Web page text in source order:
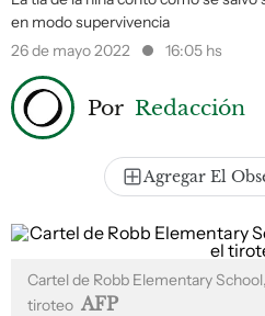
en modo supervivencia
26 de mayo 2022
16:05 hs
Por Redacción
Agregar El
Cartel de Robb Elementary
tiroteo AFP